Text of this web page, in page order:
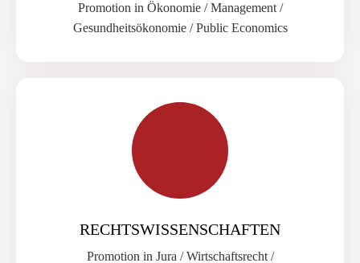
Promotion in Ökonomie / Management /
Gesundheitsökonomie / Public Economics
RECHTSWISSENS­CHAFTEN
Promotion in Jura / Wirtschaftsrecht /